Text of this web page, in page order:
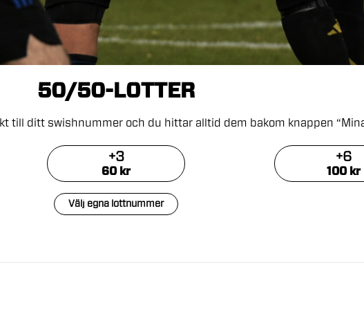
50/50-LOTTER
till ditt swishnummer och du hittar alltid dem bakom knappen
+3
60kr
+6
100kr
Välj egna lottnummer